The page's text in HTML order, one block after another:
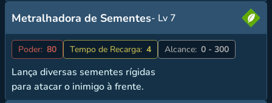
Metralhadora de Sementes- Lv 7
Poder: 80 Tempo de Recarga: 4 Alcance: 0 - 300
Lança diversas sementes rígidas
para atacar o inimigo à frente.